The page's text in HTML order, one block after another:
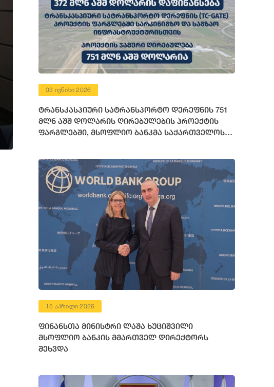
03 ივნისი 2026
ტრანსკასპიური სატრანსპორტო დერეფნის 751
მლნ აშშ დოლარის ღირებულების პროექტის
ფარგლებში, მსოფლიო ბანკმა საქართველოს
15 აპრილი 2026
ფინანსთა მინისტრი ლაშა ხუციშვილი
მსოფლიო ბანკის მმართველ დირექტორს
შეხვდა